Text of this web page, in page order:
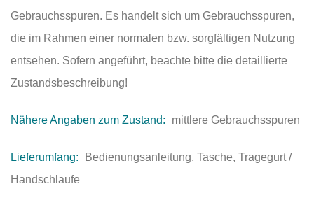
Gebrauchsspuren. Es handelt sich um Gebrauchsspuren,
die im Rahmen einer normalen bzw. sorgfältigen Nutzung
entsehen. Sofern angeführt, beachte bitte die detaillierte
Zustandsbeschreibung!
Nähere Angaben zum Zustand: mittlere Gebrauchsspuren
Lieferumfang:
Bedienungsanleitung, Tasche, Tragegurt /
Handschlaufe